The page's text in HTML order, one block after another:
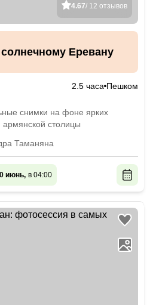
4.67/ 12 отзывов
Еревану
2.5 часа Пешком
снимки на фоне ярких
армянской столицы
Таманяна
июнь, в 04:00